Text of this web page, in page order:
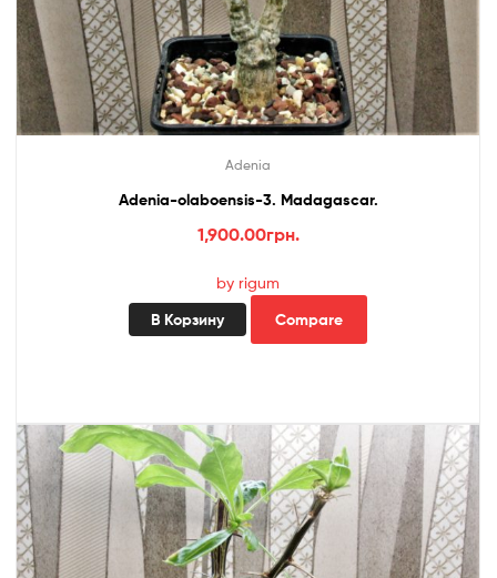
Adenia
Adenia-olaboensis-3. Madagascar.
1,900.00грн.
by rigum
В Корзину Compare